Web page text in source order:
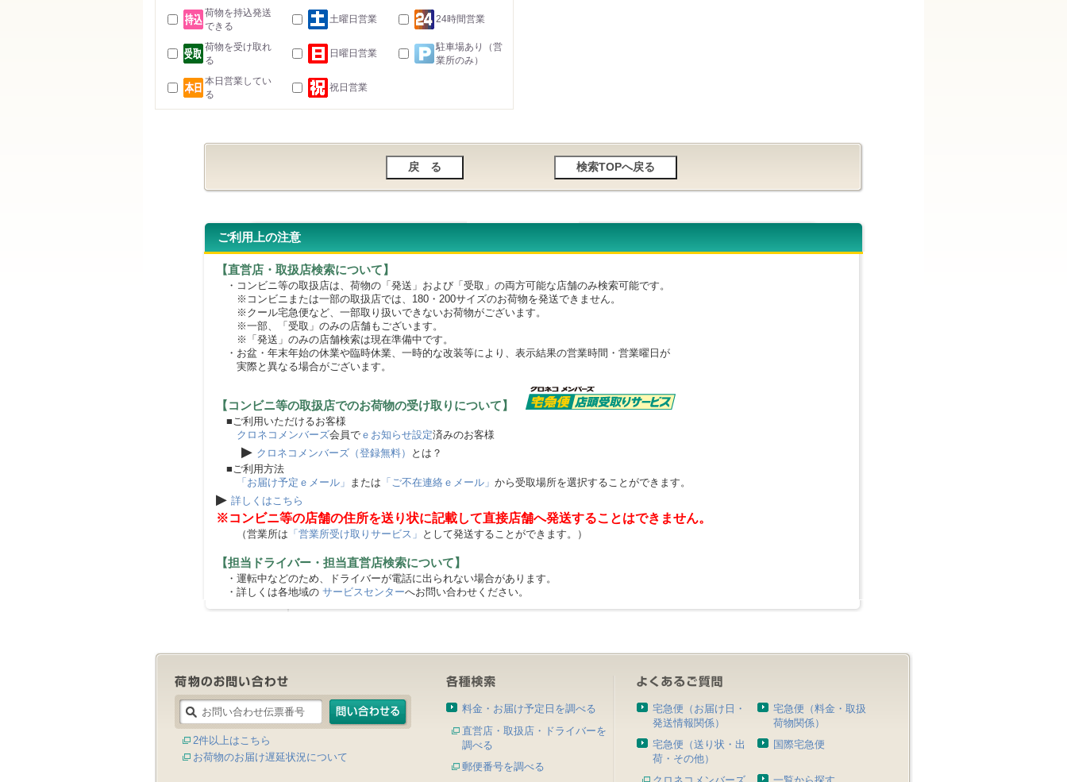
荷物を持込発送
できる
土曜日営業 24時間営業
荷物を受け取れ
る
日曜日営業
駐車場あり（営
業所のみ）
本日営業してい
る
祝日営業
ご利用上の注意
【直営店・取扱店検索について】
・コンビニ等の取扱店は、荷物の「発送」および「受取」の両方可能な店舗のみ検索可能です。
※コンビニまたは一部の取扱店では、180・200サイズのお荷物を発送できません。
※クール宅急便など、一部取り扱いできないお荷物がございます。
※一部、「受取」のみの店舗もございます。
※「発送」のみの店舗検索は現在準備中です。
・お盆・年末年始の休業や臨時休業、一時的な改装等により、表示結果の営業時間・営業曜日が
実際と異なる場合がございます。
【コンビニ等の取扱店でのお荷物の受け取りについて】
■ご利用いただけるお客様
クロネコメンバーズ会員で ｅお知らせ設定済みのお客様
▶ クロネコメンバーズ（登録無料）
とは？
■ご利用方法
「お届け予定ｅメール」 または 「ご不在連絡ｅメール」 から受取場所を選択することができます。
▶ 詳しくはこちら
※コンビニ等の店舗の住所を送り状に記載して直接店舗へ発送することはできません。
（営業所は 「営業所受け取りサービス」 として発送することができます。）
【担当ドライバー・担当直営店検索について】
・運転中などのため、ドライバーが電話に出られない場合があります。
・詳しくは各地域の サービスセンターへお問い合わせください。
2件以上はこちら
お荷物のお届け遅延状況について
料金・お届け予定日を調べる
直営店・取扱店・ドライバーを
調べる
郵便番号を調べる
宅急便（お届け日・
発送情報関係）
宅急便（料金・取扱
荷物関係）
宅急便（送り状・出
荷・その他）
国際宅急便